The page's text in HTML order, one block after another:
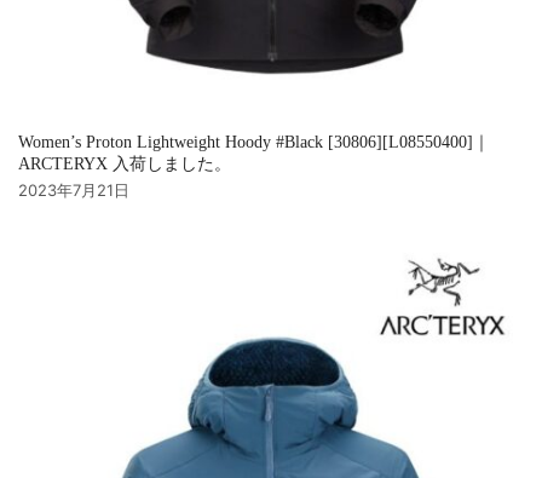
Women’s Proton Lightweight Hoody #Black [30806][L08550400]｜
ARCTERYX 入荷しました。
2023年7月21日